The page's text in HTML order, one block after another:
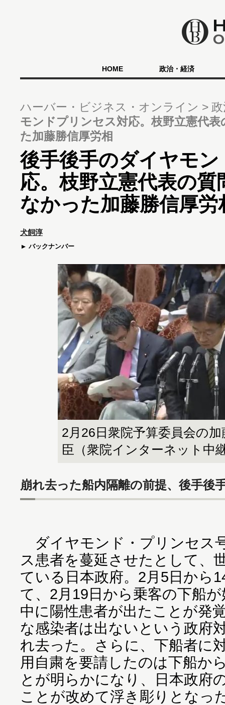
HOME 政治・経済
ハーバー・ビジネス・オンライン
モンドプリンセス対応。枝野立憲代
た加藤勝信厚労相
後手後手のダイヤモ
応。枝野立憲代表の
なかった加藤勝信厚労
犬飼淳
バックナンバー
2月26日衆院予算委員会の
臣（衆院インターネット中
崩れ去った船内隔離の前提、後手後
ダイヤモンド・プリンセス
ス患者を蔓延させたとして、
ている日本政府。2月5日から
て、2月19日から乗客の下船
中に陽性患者が出たことが発
な感染者は出ないという政府
れ去った。さらに、下船者に
用自粛を要請したのは下船か
とが明らかになり、日本政府
ことが改めて浮き彫りとなっ